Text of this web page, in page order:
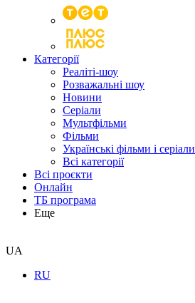
Категорії
Реаліті-шоу
Розважальні шоу
Новини
Серіали
Мультфільми
Фільми
Українські фільми і серіали
Всі категорії
Всі проєкти
Онлайн
ТБ програма
Еще
UA
RU